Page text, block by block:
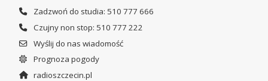
Zadzwoń do studia: 510 777 666
Czujny non stop: 510 777 222
Wyślij do nas wiadomość
Prognoza pogody
radioszczecin.pl